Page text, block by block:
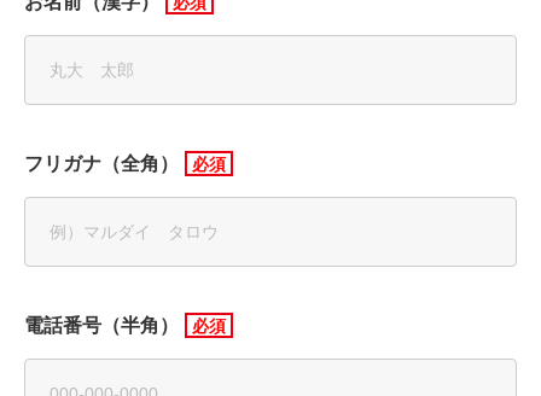
フリガナ（全角）
電話番号（半角）